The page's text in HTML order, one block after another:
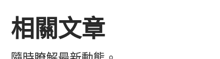
相關文章